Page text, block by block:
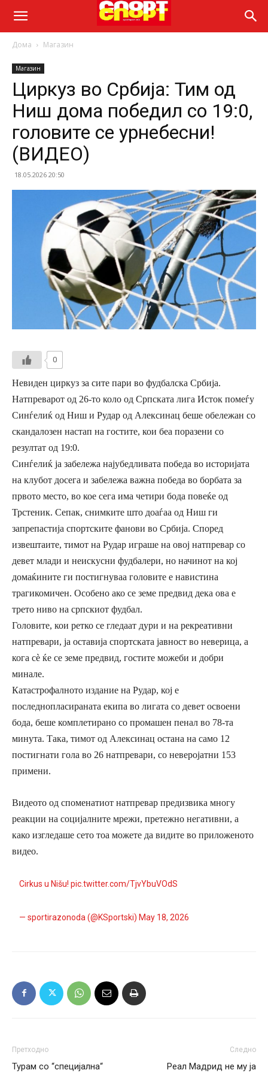
Дома Магазин
Магазин
Циркуз во Србија: Тим од
Ниш дома победил со 19:0,
головите се урнебесни!
(ВИДЕО)
18.05.2026 20:50
0
Невиден циркуз за сите пари во фудбалска Србија.
Натпреварот од 26-то коло од Српската лига Исток помеѓу
Синѓелиќ од Ниш и Рудар од Алексинац беше обележан со
скандалозен настап на гостите, кои беа поразени со
резултат од 19:0.
Синѓелиќ ја забележа најубедливата победа во историјата
на клубот досега и забележа важна победа во борбата за
првото место, во кое сега има четири бода повеќе од
Трстеник. Сепак, снимките што доаѓаа од Ниш ги
запрепастија спортските фанови во Србија. Според
извештаите, тимот на Рудар играше на овој натпревар со
девет млади и неискусни фудбалери, но начинот на кој
домаќините ги постигнуваа головите е навистина
трагикомичен. Особено ако се земе предвид дека ова е
трето ниво на српскиот фудбал.
Головите, кои ретко се гледаат дури и на рекреативни
натпревари, ја оставија спортската јавност во неверица, а
кога сè ќе се земе предвид, гостите можеби и добри
минале.
Катастрофалното издание на Рудар, кој е
последнопласираната екипа во лигата со девет освоени
бода, беше комплетирано со промашен пенал во 78-та
минута. Така, тимот од Алексинац остана на само 12
постигнати гола во 26 натпревари, со неверојатни 153
примени.
Видеото од споменатиот натпревар предизвика многу
реакции на социјалните мрежи, претежно негативни, а
како изгледаше сето тоа можете да видите во приложеното
видео.
Cirkus u Nišu!pic.twitter.com/TjvYbuVOdS
— sportirazonoda (@KSportski) May 18, 2026
Претходно
Турам со “специјална“
Следно
Реал Мадрид не му ја